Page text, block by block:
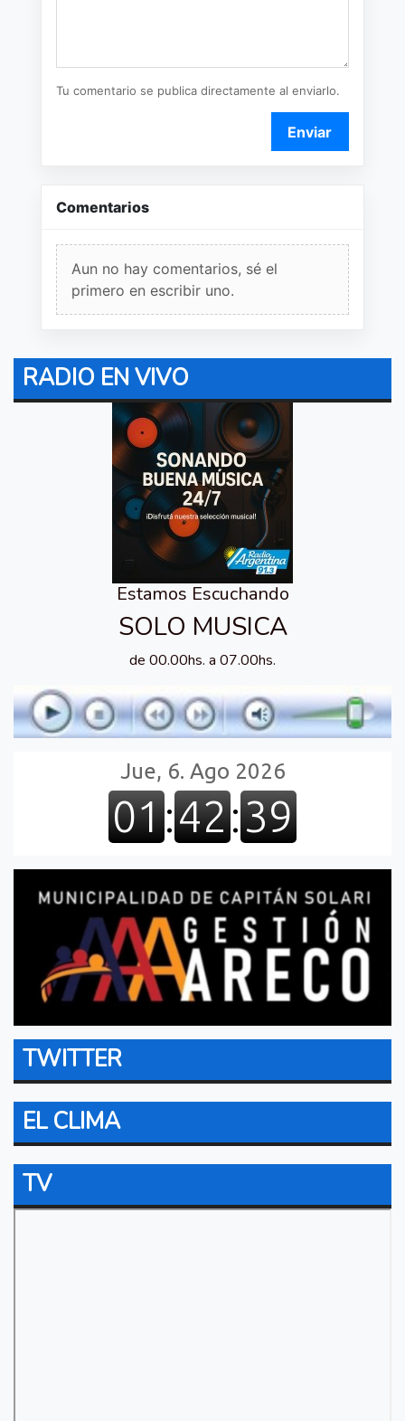
Tu comentario se publica directamente al enviarlo.
Enviar
Comentarios
Aun no hay comentarios, sé el
primero en escribir uno.
RADIO EN VIVO
Estamos Escuchando
SOLO MUSICA
de 00.00hs. a 07.00hs.
TWITTER
EL CLIMA
TV